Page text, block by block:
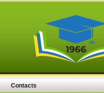
Contacts